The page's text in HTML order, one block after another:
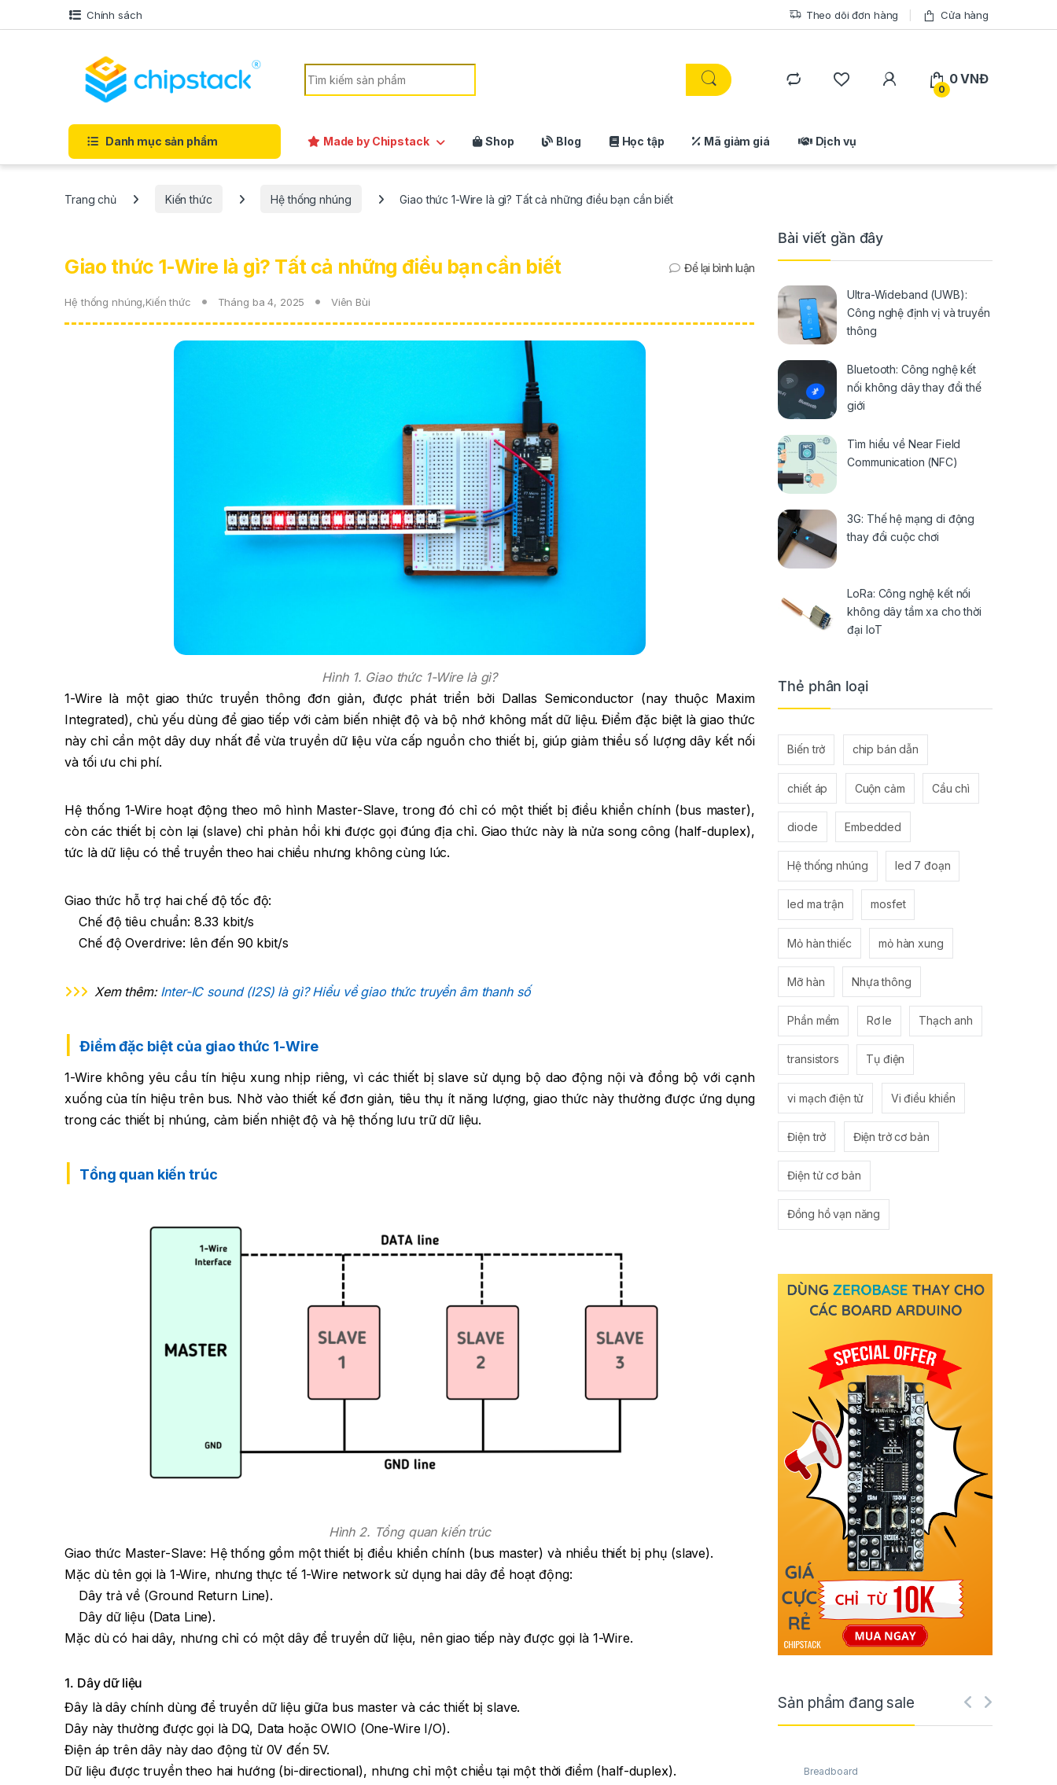
Bỏ qua để điều hướng
Bỏ qua nội dung Chính sách Theo dõi đơn hàng Cửa hàng
Tìm kiếm:
0
0VNĐ
Danh mục sản phẩm Made by Chipstack Shop Blog Học tập Mã giảm giá Dịch vụ
Trang chủ Kiến thức Hệ thống nhúng Giao thức 1-Wire là gì? Tất cả những điều bạn cần biết
Giao thức 1-Wire là gì? Tất cả những điều bạn cần biết Để lại bình luận
Hệ thống nhúng,Kiến thức Tháng ba 4, 2025 Viên Bùi
Hình 1. Giao thức 1-Wire là gì?
1-Wire là một giao thức truyền thông đơn giản, được phát triển bởi Dallas Semiconductor (nay thuộc Maxim
Integrated), chủ yếu dùng để giao tiếp với cảm biến nhiệt độ và bộ nhớ không mất dữ liệu. Điểm đặc biệt là giao thức
này chỉ cần một dây duy nhất để vừa truyền dữ liệu vừa cấp nguồn cho thiết bị, giúp giảm thiểu số lượng dây kết nối
và tối ưu chi phí.
Hệ thống 1-Wire hoạt động theo mô hình Master-Slave, trong đó chỉ có một thiết bị điều khiển chính (bus master),
còn các thiết bị còn lại (slave) chỉ phản hồi khi được gọi đúng địa chỉ. Giao thức này là nửa song công (half-duplex),
tức là dữ liệu có thể truyền theo hai chiều nhưng không cùng lúc.
Giao thức hỗ trợ hai chế độ tốc độ:
Chế độ tiêu chuẩn: 8.33 kbit/s
Chế độ Overdrive: lên đến 90 kbit/s
Xem thêm: Inter-IC sound (I2S) là gì? Hiểu về giao thức truyền âm thanh số
Điểm đặc biệt của giao thức 1-Wire
1-Wire không yêu cầu tín hiệu xung nhịp riêng, vì các thiết bị slave sử dụng bộ dao động nội và đồng bộ với cạnh
xuống của tín hiệu trên bus. Nhờ vào thiết kế đơn giản, tiêu thụ ít năng lượng, giao thức này thường được ứng dụng
trong các thiết bị nhúng, cảm biến nhiệt độ và hệ thống lưu trữ dữ liệu.
Tổng quan kiến trúc
Hình 2. Tổng quan kiến trúc
Giao thức Master-Slave: Hệ thống gồm một thiết bị điều khiển chính (bus master) và nhiều thiết bị phụ (slave).
Mặc dù tên gọi là 1-Wire, nhưng thực tế 1-Wire network sử dụng hai dây để hoạt động:
Dây trả về (Ground Return Line).
Dây dữ liệu (Data Line).
Mặc dù có hai dây, nhưng chỉ có một dây để truyền dữ liệu, nên giao tiếp này được gọi là 1-Wire.
1. Dây dữ liệu
Đây là dây chính dùng để truyền dữ liệu giữa bus master và các thiết bị slave.
Dây này thường được gọi là DQ, Data hoặc OWIO (One-Wire I/O).
Điện áp trên dây này dao động từ 0V đến 5V.
Dữ liệu được truyền theo hai hướng (bi-directional), nhưng chỉ một chiều tại một thời điểm (half-duplex).
Bài viết gần đây
Ultra-Wideband (UWB):
Công nghệ định vị và truyền
thông
Bluetooth: Công nghệ kết
nối không dây thay đổi thế
giới
Tìm hiểu về Near Field
Communication (NFC)
3G: Thế hệ mạng di động
thay đổi cuộc chơi
LoRa: Công nghệ kết nối
không dây tầm xa cho thời
đại IoT
Thẻ phân loại
Biến trở chip bán dẫn
chiết áp Cuộn cảm Cầu chì
diode Embedded
Hệ thống nhúng led 7 đoạn
led ma trận mosfet
Mỏ hàn thiếc mỏ hàn xung
Mỡ hàn Nhựa thông
Phần mềm Rơ le Thạch anh
transistors Tụ điện
vi mạch điện tử Vi điều khiển
Điện trở Điện trở cơ bản
Điện tử cơ bản
Đồng hồ vạn năng
Sản phẩm đang sale
Breadboard